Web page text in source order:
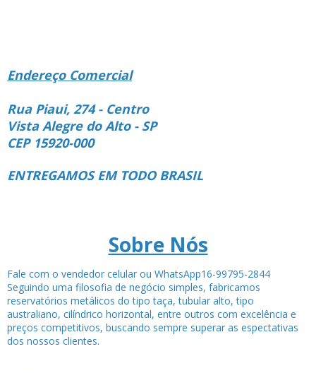
Endereço Comercial
Rua Piaui, 274 - Centro
Vista Alegre do Alto - SP
CEP 15920-000
ENTREGAMOS EM TODO BRASIL
Sobre Nós
Fale com o vendedor celular ou WhatsApp16-99795-2844
Seguindo uma filosofia de negócio simples, fabricamos
reservatórios metálicos do tipo taça, tubular alto, tipo
australiano, cilíndrico horizontal, entre outros com excelência e
preços competitivos, buscando sempre superar as espectativas
dos nossos clientes.